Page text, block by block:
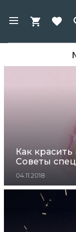
Как красить
Советы
04.11.2018